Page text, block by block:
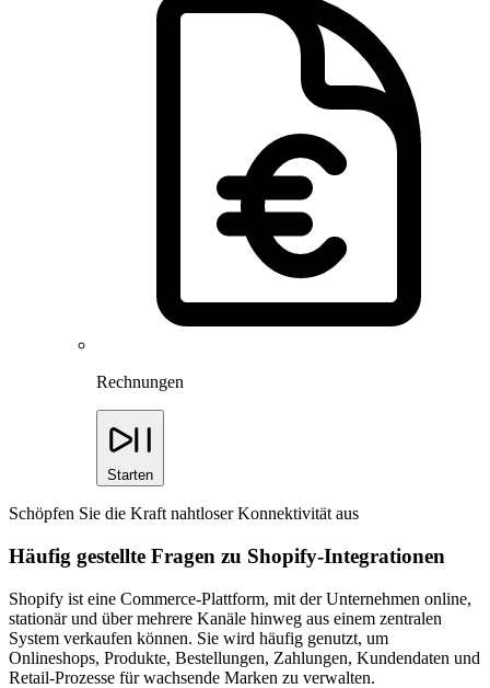
Rechnungen
Starten
Schöpfen Sie die Kraft nahtloser Konnektivität aus
Häufig gestellte Fragen zu Shopify-Integrationen
Shopify ist eine Commerce-Plattform, mit der Unternehmen online,
stationär und über mehrere Kanäle hinweg aus einem zentralen
System verkaufen können. Sie wird häufig genutzt, um
Onlineshops, Produkte, Bestellungen, Zahlungen, Kundendaten und
Retail-Prozesse für wachsende Marken zu verwalten.